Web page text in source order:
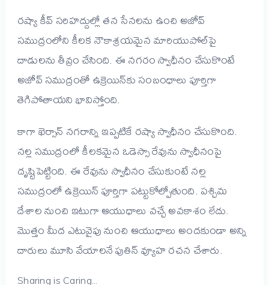
రష్యా కీవ్‌ సరిహద్దుల్లో తన సేనలను ఉంచి అజోవ్‌
సముద్రంలోని కీలక నౌకాశ్రయమైన మారియుపోల్‌పై
దాడులను తీవ్రం చేసింది. ఈ నగరం స్వాధీనం చేసుకొంటే
అజోవ్‌ సముద్రంతో ఉక్రెయిన్‌కు సంబంధాలు పూర్తిగా
తెగిపోతాయని భావిస్తోంది.
కాగా ఖెర్సాన్‌ నగరాన్ని ఇప్పటికే రష్యా స్వాధీనం చేసుకొంది.
నల్ల సముద్రంలో కీలకమైన ఒడెస్సా రేవును స్వాధీనంపై
దృష్టిపెట్టింది. ఈ రేవును స్వాధీనం చేసుకుంటే నల్ల
సముద్రంలో ఉక్రెయిన్‌ పూర్తిగా పట్టుకోల్పోతుంది. పశ్చిమ
దేశాల నుంచి ఇటుగా ఆయుధాలు వచ్చే అవకాశం లేదు.
మొత్తం మీద ఎటువైపు నుంచి ఆయుధాలు అందకుండా అన్ని
దారులు మూసి వేయాలనే పుతిన్ వ్యూహ రచన చేశారు.
Sharing is Caring...